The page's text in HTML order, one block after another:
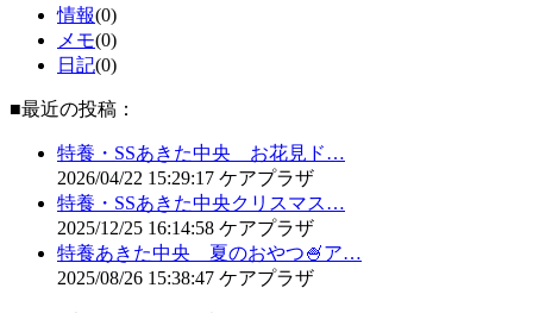
情報(0)
メモ(0)
日記(0)
■最近の投稿：
特養・SSあきた中央 お花見ド…
2026/04/22 15:29:17 ケアプラザ
特養・SSあきた中央クリスマス…
2025/12/25 16:14:58 ケアプラザ
特養あきた中央 夏のおやつ🍧ア…
2025/08/26 15:38:47 ケアプラザ